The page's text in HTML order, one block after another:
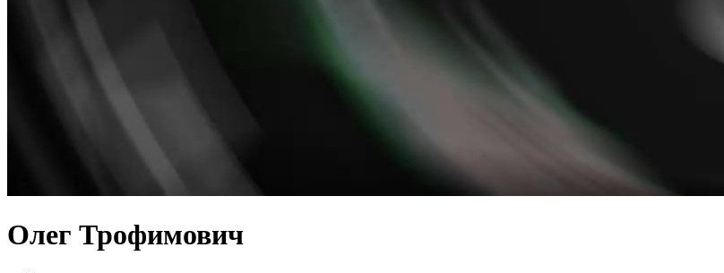
Олег Трофимович